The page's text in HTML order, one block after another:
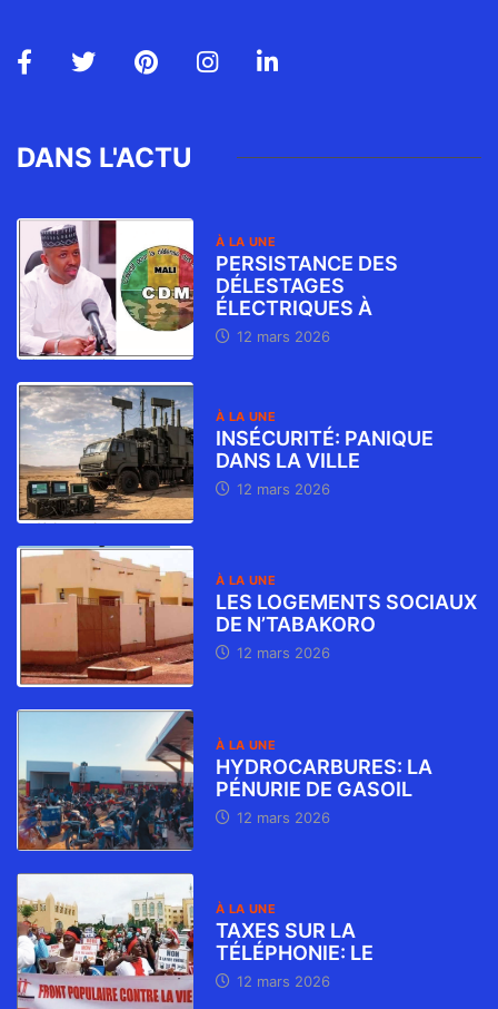
DANS L'ACTU
À LA UNE
PERSISTANCE DES
DÉLESTAGES
ÉLECTRIQUES À
12 mars 2026
À LA UNE
INSÉCURITÉ: PANIQUE
DANS LA VILLE
12 mars 2026
À LA UNE
LES LOGEMENTS SOCIAUX
DE N’TABAKORO
12 mars 2026
À LA UNE
HYDROCARBURES: LA
PÉNURIE DE GASOIL
12 mars 2026
À LA UNE
TAXES SUR LA
TÉLÉPHONIE: LE
12 mars 2026